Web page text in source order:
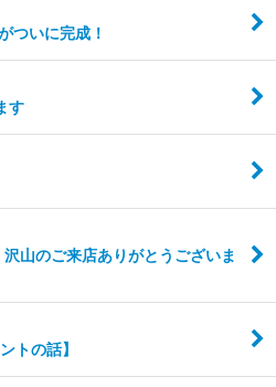
ついに完成！
す
山のご来店ありがとうございま
トの話】